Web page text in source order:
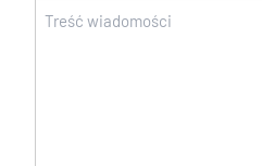
Wiadomość